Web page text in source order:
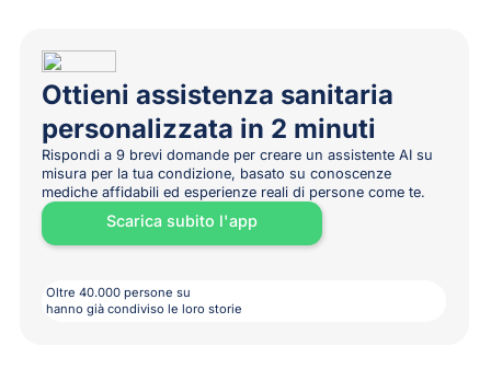
Ottieni assistenza sanitaria
personalizzata in 2 minuti
Rispondi a 9 brevi domande per creare un assistente AI su
misura per la tua condizione, basato su conoscenze
mediche affidabili ed esperienze reali di persone come te.
Scarica subito l'app
Oltre 40.000 persone su
hanno già condiviso le loro storie